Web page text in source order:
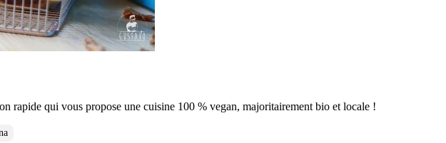
rapide qui vous propose une cuisine 100 % vegan, majoritairement bio et locale !